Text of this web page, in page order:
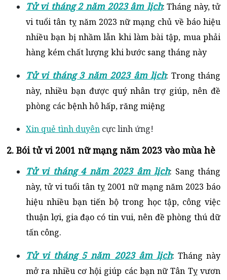
Tử vi tháng 2 năm 2023 âm lịch: Tháng này, tử
vi tuổi tân tỵ năm 2023 nữ mạng chủ về báo hiệu
nhiều bạn bị nhầm lẫn khi làm bài tập, mua phải
hàng kém chất lượng khi bước sang tháng này
Tử vi tháng 3 năm 2023 âm lịch: Trong tháng
này, nhiều bạn được quý nhân trợ giúp, nên đề
phòng các bệnh hô hấp, răng miệng
Xin quẻ tình duyên cực linh ứng!
2. Bói tử vi 2001 nữ mạng năm 2023 vào mùa hè
Tử vi tháng 4 năm 2023 âm lịch: Sang tháng
này, tử vi tuổi tân tỵ 2001 nữ mạng năm 2023 báo
hiệu nhiều bạn tiến bộ trong học tập, công việc
thuận lợi, gia đạo có tin vui, nên đề phòng thú dữ
tấn công.
Tử vi tháng 5 năm 2023 âm lịch: Tháng này
mở ra nhiều cơ hội giúp các bạn nữ Tân Tỵ vươn